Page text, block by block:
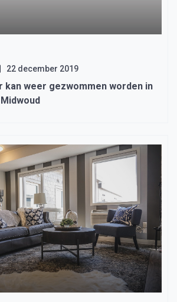
22 december 2019
kan weer gezwommen worden in
Midwoud